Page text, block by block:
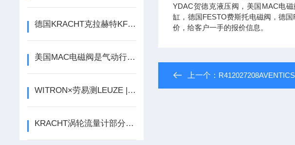
德国KRACHT克拉赫特KF系列齿轮泵技术应用
美国MAC电磁阀是气动行业之星
WITRON×劳易测LEUZE | 高效无间隙安全物流
KRACHT涡轮流量计部分的维护保养
YDAC贺德克液压阀，美国MAC电
缸，德国FESTO费斯托电磁阀，德
价，给客户一手的报价信息。
上一个： R412027208AVENTICS安沃驰二位